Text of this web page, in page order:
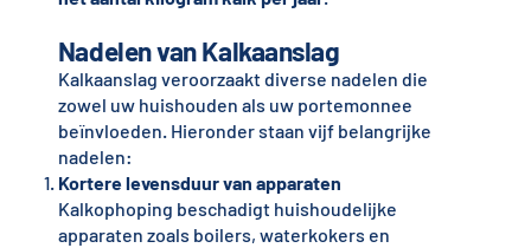
Nadelen van Kalkaanslag
Kalkaanslag veroorzaakt diverse nadelen die
zowel uw huishouden als uw portemonnee
beïnvloeden. Hieronder staan vijf belangrijke
nadelen:
Kortere levensduur van apparaten
Kalkophoping beschadigt huishoudelijke
apparaten zoals boilers, waterkokers en